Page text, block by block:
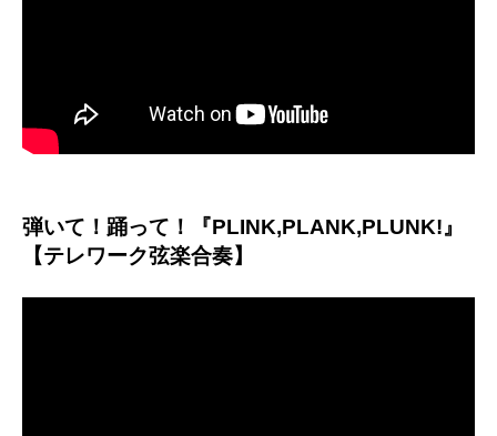
弾いて！踊って！『PLINK,PLANK,PLUNK!』
【テレワーク弦楽合奏】